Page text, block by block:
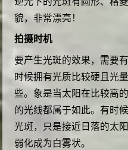
貌，非常漂亮！
拍摄时机
要产生光斑的效果，需要
时候拥有光质比较硬且光
些。象是当太阳在比较高
的光线都属于如此。有时
光斑，只是接近日落的太
弱化成为白雾状。